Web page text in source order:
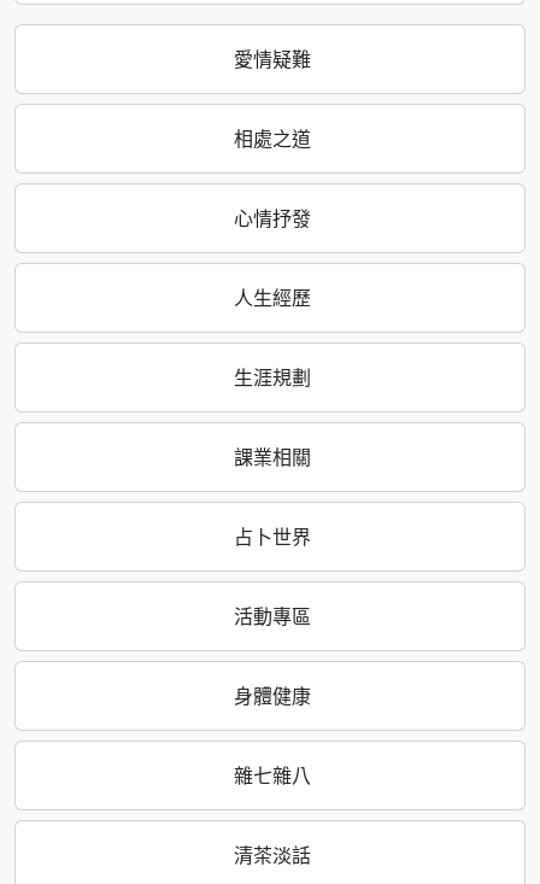
愛情疑難
相處之道
心情抒發
人生經歷
生涯規劃
課業相關
占卜世界
活動專區
身體健康
雜七雜八
清茶淡話